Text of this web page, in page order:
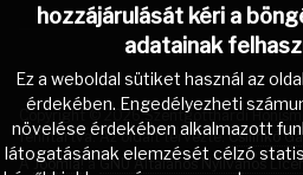
hozzájárulását kéri a
adatainak
Ez a weboldal sütiket használ az
érdekében. Engedélyezheti
növelése érdekében alkalmazott
látogatásának elemzését célzó
Copyright © 2026 Szentgotthárdi
fenntartva. Az oldalt tervezte:Csilinkó
AJoomla!aGNU Általános Nyilvános